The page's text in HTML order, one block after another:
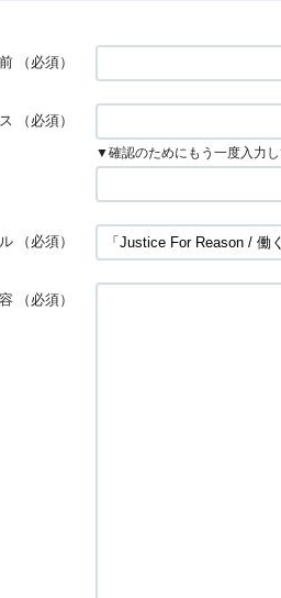
（必須）
（必須）
▼確認のためにもう一度入力し
（必須）
（必須）